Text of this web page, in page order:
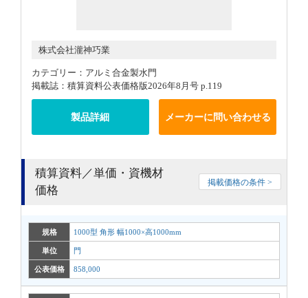
株式会社瀧神巧業
カテゴリー：アルミ合金製水門
掲載誌：積算資料公表価格版2026年8月号 p.119
製品詳細 メーカーに問い合わせる
積算資料／単価・資機材
価格
掲載価格の条件 >
規格 1000型 角形 幅1000×高1000mm
単位 門
公表価格 858,000